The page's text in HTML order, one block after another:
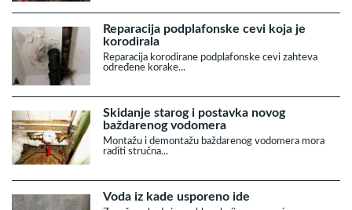
Reparacija podplafonske cevi koja je
korodirala
Reparacija korodirane podplafonske cevi zahteva
određene korake...
Skidanje starog i postavka novog
baždarenog vodomera
Montažu i demontažu baždarenog vodomera mora
raditi stručna...
Voda iz kade usporeno ide